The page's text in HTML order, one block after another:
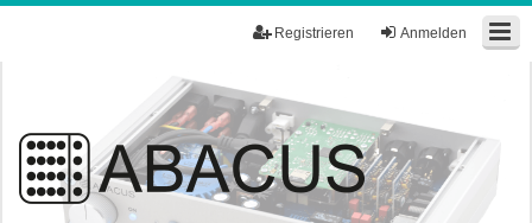
Anmelden
Registrieren